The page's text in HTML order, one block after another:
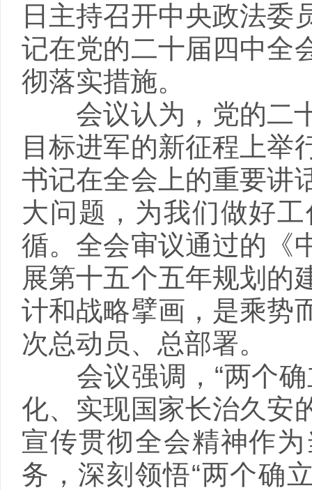
日主持召开中央政法委
记在党的二十届四中全
彻落实措施。
会议认为，党的二十
目标进军的新征程上举
书记在全会上的重要讲
大问题，为我们做好
循。全会审议通过的《
展第十五个五年规划的
计和战略擘画，是乘势
次总动员、总部署。
会议强调，“两个确
化、实现国家长治久安
宣传贯彻全会精神作
务，深刻领悟“两个确